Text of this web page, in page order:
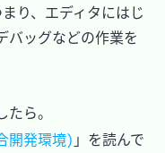
り、エディタにはじ
バッグなどの作業を
ら。
開発環境) 」を読んで